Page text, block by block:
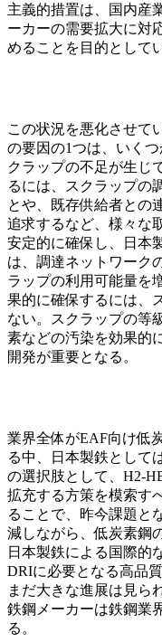
主義的措置は、国内産
ーカーの需要拡大に対
めることを目的として
この状況を悪化させて
の要因の1つは、いく
クラップの不足が生じ
るには、スクラップの
とや、既存供給者との
追求するなど、様々な
安定的に確保し、日本
は、調達ネットワーク
ラップの利用可能量を
果的に確保するには、
ない。スクラップの等
素などの汚染を効果的
開発が重要となる。
業界全体がEAF向け低
る中、日本製鉄として
の選択肢として、H2-
拡充する方策を模索す
ることで、昨今課題と
減しながら、低炭素鋼
日本製鉄による国際的
DRIに必要となる高品
まだ大きな進展は見ら
鉄鋼メーカーは鉄鋼業
る。